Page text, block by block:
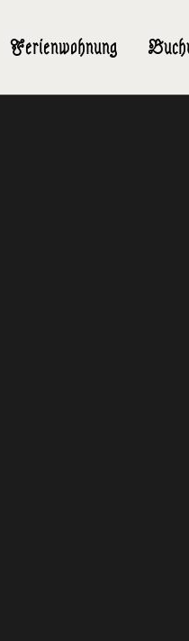
Ferienwohnung